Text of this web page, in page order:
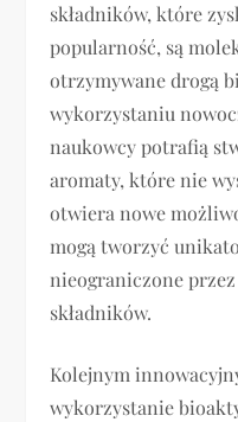
składników, które
popularność, są
otrzymywane drogą
wykorzystaniu
naukowcy potrafią
aromaty, które nie
otwiera nowe
mogą tworzyć
nieograniczone
składników.
Kolejnym
wykorzystanie